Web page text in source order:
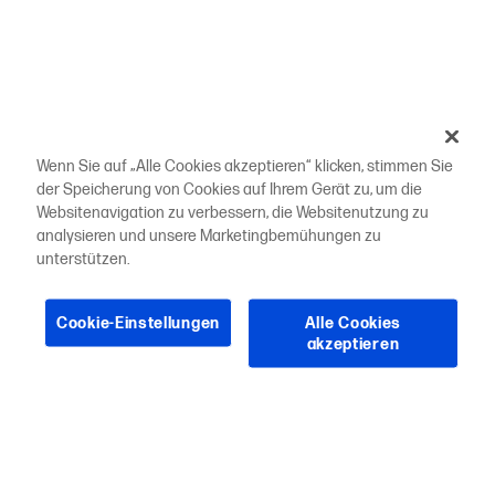
Wenn Sie auf „Alle Cookies akzeptieren“ klicken, stimmen Sie
der Speicherung von Cookies auf Ihrem Gerät zu, um die
Websitenavigation zu verbessern, die Websitenutzung zu
analysieren und unsere Marketingbemühungen zu
unterstützen.
Cookie-Einstellungen
Alle Cookies
akzeptieren